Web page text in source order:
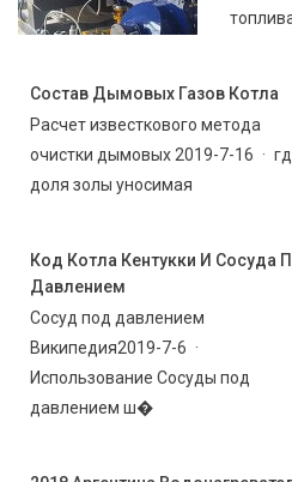
Состав Дымовых Газов Котла
Расчет известкового метода
очистки дымовых 2019-7-16 ·
доля золы уносимая
Код Котла Кентукки И Сосуда
Давлением
Сосуд под давлением
Википедия2019-7-6 ·
Использование Сосуды под
давлением ш�